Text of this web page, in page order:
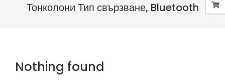
Тонколони Тип свързване, Bluetooth
Nothing found